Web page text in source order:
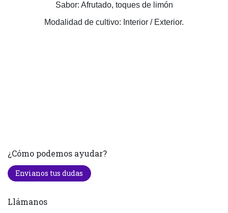
Sabor: Afrutado, toques de limón
Modalidad de cultivo: Interior / Exterior.
¿Cómo podemos ayudar?
Envianos tus dudas
Llámanos